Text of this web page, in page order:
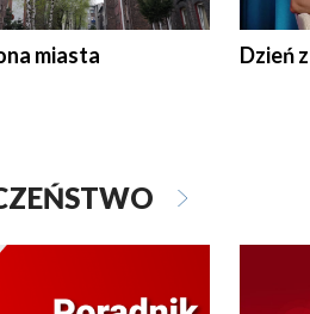
miasta Dzień